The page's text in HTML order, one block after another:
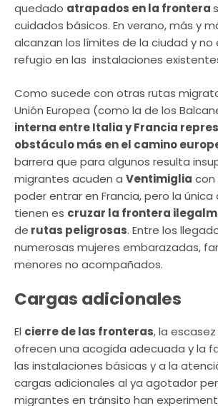
quedado atrapados en la frontera
cuidados básicos. En verano, más y
alcanzan los límites de la ciudad y no
refugio en las instalaciones
Como sucede con otras rutas
Unión Europea (como la de los
interna entre Italia y Francia
obstáculo más en el camino
barrera que para algunos resulta
migrantes acuden a Ventimiglia con
poder entrar en Francia, pero la
tienen es cruzar la frontera
de rutas peligrosas. Entre los
numerosas mujeres embarazadas,
menores no acompañados.
Cargas adicionales
El cierre de las fronteras, la
ofrecen una acogida adecuada y la
las instalaciones básicas y a la
cargas adicionales al ya agotador
migrantes en tránsito han